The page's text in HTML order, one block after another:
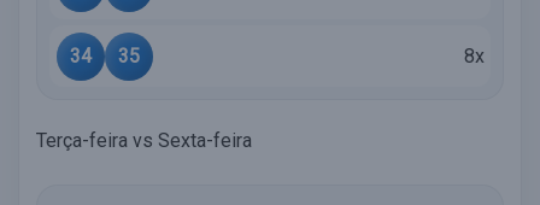
34 35 8x
Terça-feira vs Sexta-feira